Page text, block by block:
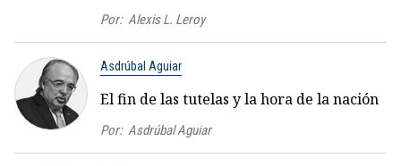
Por: Alexis L. Leroy
Asdrúbal Aguiar
El fin de las tutelas y la hora de la nación
Por: Asdrúbal Aguiar